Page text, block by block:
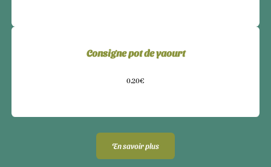
Consigne pot de yaourt
0,20€
En savoir plus